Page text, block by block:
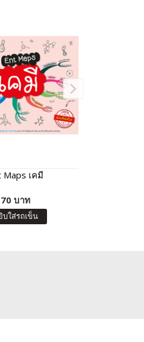
Maps เคมี
70 บาท
บใส่รถเข็น